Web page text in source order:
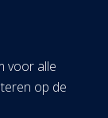
voor alle
op de